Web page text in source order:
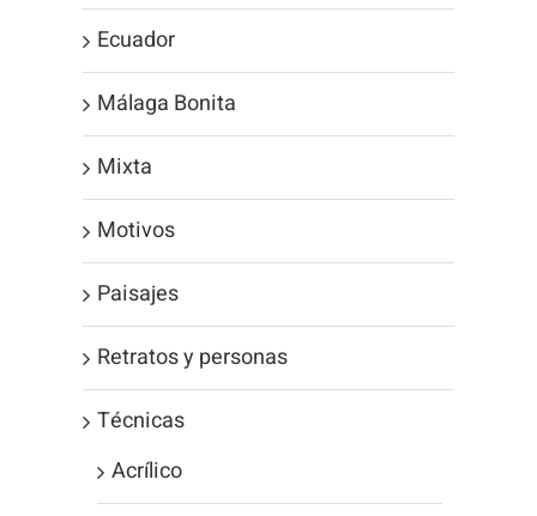
Ecuador
Málaga Bonita
Mixta
Motivos
Paisajes
Retratos y personas
Técnicas
Acrílico